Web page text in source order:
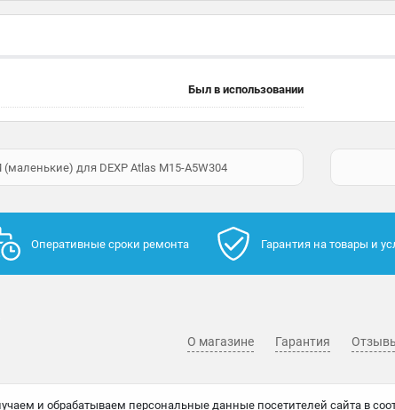
Был в использовании
для DEXP Atlas M15-A5W304
и обрабатываем персональные данные посетителей сайта в
Оперативные сроки ремонта Гарантия на товары и
О магазине Гарантия